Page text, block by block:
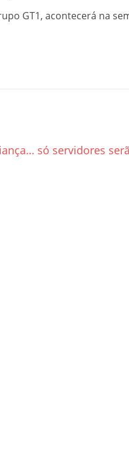
GT1, acontecerá na
só servidores